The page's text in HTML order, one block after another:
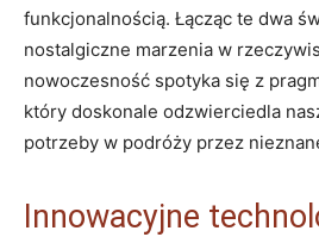
funkcjonalnością. Łącząc te dwa
nostalgiczne marzenia w
nowoczesność ‍spotyka się z
który doskonale odzwierciedla
potrzeby ‍w podróży przez
Innowacyjne